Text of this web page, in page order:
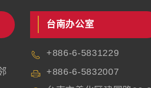
台南办公室
+886-6-5831229
+886-6-5832007